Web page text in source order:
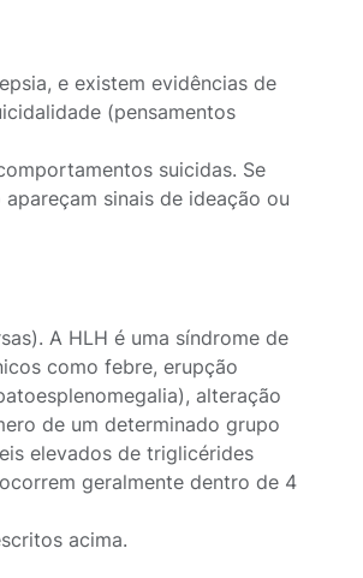
e existem evidências de
(pensamentos
suicidas. Se
sinais de ideação ou
A HLH é uma síndrome de
como febre, erupção
alteração
de um determinado grupo
elevados de triglicérides
geralmente dentro de 4
acima.